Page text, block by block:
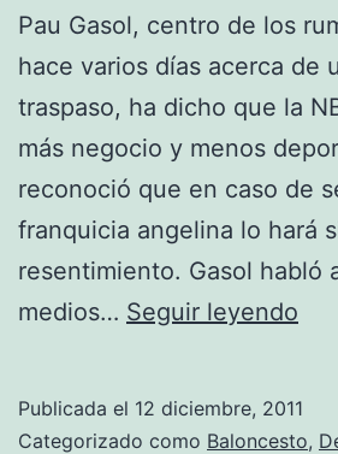
Pau Gasol, centro de los
hace varios días acerca de
traspaso, ha dicho que la
más negocio y menos
reconoció que en caso de
franquicia angelina lo hará
resentimiento. Gasol habló
medios… Seguir leyendo
Publicada el 12 diciembre, 2011
Categorizado como Baloncesto,